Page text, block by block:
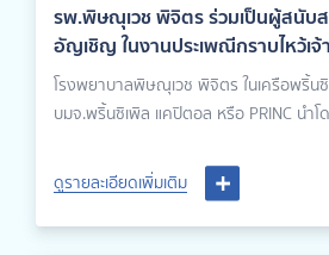
รพ.พิษณุเวช พิจิตร ร่วมเป็นผู้สนับ
อัญเชิญ ในงานประเพณีกราบไหว้เจ้
พ่อหลวงกง พิจิตร “๑๐๑ ปี ศรัทธา
โรงพยาบาลพิษณุเวช พิจิตร ในเครือพริ้นซิ
บมจ.พริ้นซิเพิล แคปิตอล หรือ PRINC นำ
หญิงวิลาสินี รัตนชัยวงศ์ ผู้ช่วยผู้อำนวยก
พิจิตร เป็นผู้สนับสนุนอย่างเป็นทางการ แล
เจ้าพ่อปุนเท่ากง-เจ้าพ่อหลวงกง คณะมัง
ดูรายละเอียดเพิ่มเติม